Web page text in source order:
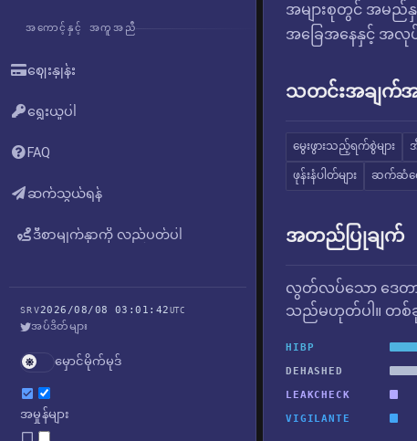
အကောင့်နှင့် အကူအညီ
ဈေးနှုန်း
ရွေးယူပါ
FAQ
ဆက်သွယ်ရန်
ဒီစာမျက်နှာကို လည်ပတ်ပါ
SRV2026/08/08 03:01:42UTC
အပ်ဒိတ်များ
မှောင်မိုက်မုဒ်
အမှုန်များ
အများစုတွင် အမည်နှင့်
အခြေအနေနှင့် အလု
သတင်းအချက်အ
မွေးဖွားသည့်ရက်စွဲများ
ဖုန်းနံပါတ်များ ဆက်ဆံရေ
အတည်ပြုချက်
လွတ်လပ်သော ဒေတ
သည်မဟုတ်ပါ။ တစ်
HIBP
DEHASHED
LEAKCHECK
VIGILANTE